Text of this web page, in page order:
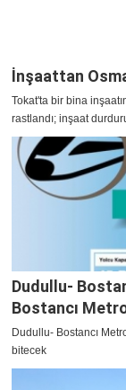
İnşaattan
Tokat'ta bir bina
rastlandı; inşaat
Dudullu-
Bostancı
Dudullu- Bostancı
bitecek